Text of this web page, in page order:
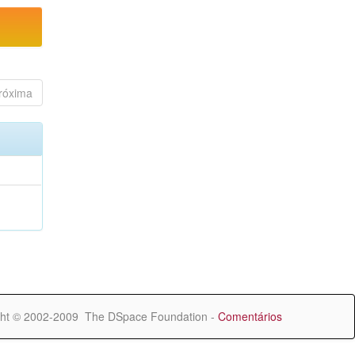
© 2002-2009 The DSpace Foundation - Comentários